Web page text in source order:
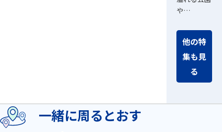
や…
他の特
集も見
る
一緒に周るとおす